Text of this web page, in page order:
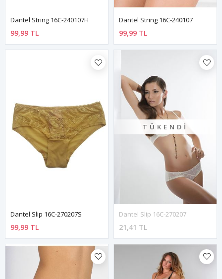
Dantel String 16C-240107H
99,99 TL
Dantel String 16C-240107
99,99 TL
Dantel Slip 16C-270207S
99,99 TL
TÜKENDI
Dantel Slip 16C-270207
21,41 TL